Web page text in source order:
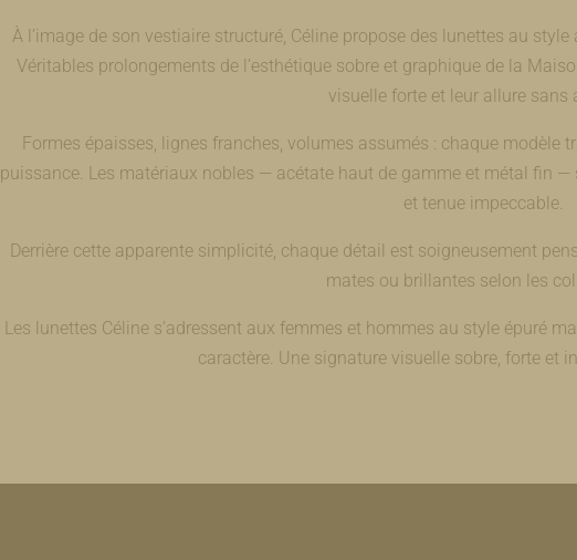
À l’image de son vestiaire structuré, Céline propose des lunettes au
Véritables prolongements de l’esthétique sobre et graphique de la
visuelle forte et leur allure sans
Formes épaisses, lignes franches, volumes assumés : chaque modèle
puissance. Les matériaux nobles — acétate haut de gamme et métal fin
et tenue impeccable.
Derrière cette apparente simplicité, chaque détail est soigneusement
mates ou brillantes selon les
Les lunettes Céline s’adressent aux femmes et hommes au style épuré
caractère. Une signature visuelle sobre, forte et